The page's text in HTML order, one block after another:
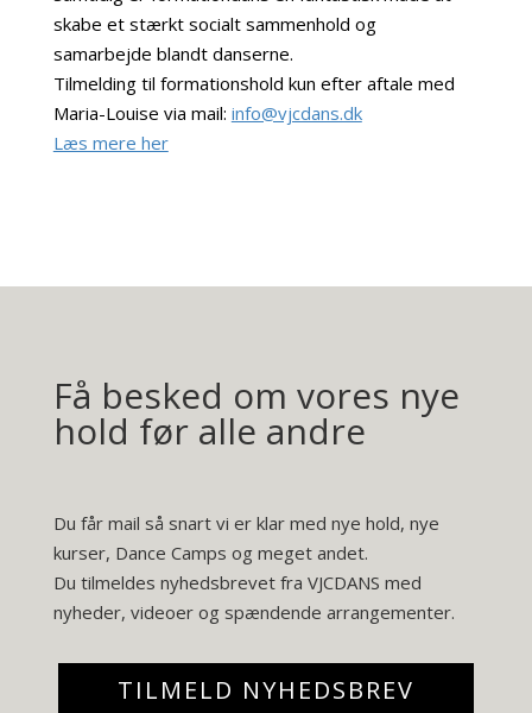
skabe et stærkt socialt sammenhold og
samarbejde blandt danserne.
Tilmelding til formationshold kun efter aftale med
Maria-Louise via mail: info@vjcdans.dk
Læs mere her
Få besked om vores nye
hold før alle andre
Du får mail så snart vi er klar med nye hold, nye
kurser, Dance Camps og meget andet.
Du tilmeldes nyhedsbrevet fra VJCDANS med
nyheder, videoer og spændende arrangementer.
TILMELD NYHEDSBREV